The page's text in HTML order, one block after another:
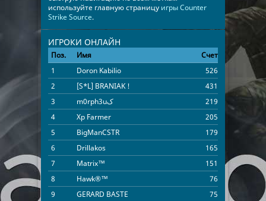
используйте главную страницу игры Counter
Strike Source.
ИГРОКИ ОНЛАЙН
Поз. Имя Счет Время
1
Doron Kabilio 526
2
[S*L] BRANIAK ! 431
01:45:14
3
m0rph3uک 219
4
Xp Farmer 205
5
BigManCSTR 179 01:11:16
6
Drillakos 165
7
Matrix™ 151
03:39:12
8
Hawk®™ 76 06:45:08
9
GERARD BASTE 75 00:39:57